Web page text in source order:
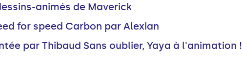
animés de Maverick
for speed Carbon par Alexian
par Thibaud Sans oublier, Yaya à l'animation !